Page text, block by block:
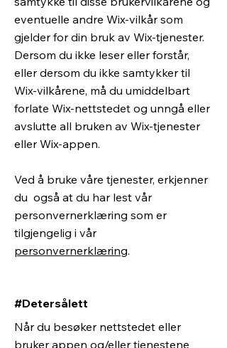
eventuelle andre Wix-vilkår som
gjelder for din bruk av Wix-tjenester.
Dersom du ikke leser eller forstår,
eller dersom du ikke samtykker til
Wix-vilkårene, må du umiddelbart
forlate Wix-nettstedet og unngå eller
avslutte all bruken av Wix-tjenester
eller Wix-appen.
Ved å bruke våre tjenester, erkjenner
du også at du har lest vår
personvernerklæring som er
tilgjengelig i vår
personvernerklæring.
#Detersålett
Når du besøker nettstedet eller
bruker appen og/eller tjenestene